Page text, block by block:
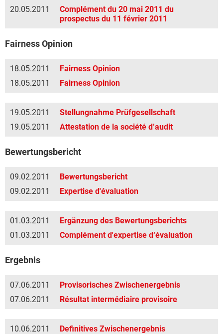
20.05.2011
Complément du 20 mai 2011 du
prospectus du 11 février 2011
Fairness Opinion
18.05.2011
Fairness Opinion
18.05.2011
Fairness Opinion
19.05.2011
Stellungnahme Prüfgesellschaft
19.05.2011
Attestation de la société d’audit
Bewertungsbericht
09.02.2011
Bewertungsbericht
09.02.2011
Expertise d'évaluation
01.03.2011
Ergänzung des Bewertungsberichts
01.03.2011
Complément d'expertise d‘évaluation
Ergebnis
07.06.2011
Provisorisches Zwischenergebnis
07.06.2011
Résultat intermédiaire provisoire
10.06.2011
Definitives Zwischenergebnis